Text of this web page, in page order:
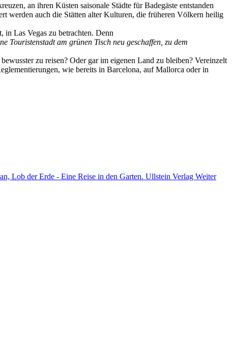
an ihren Küsten saisonale Städte für Badegäste entstanden
werden auch die Stätten alter Kulturen, die früheren Völkern heilig
in Las Vegas zu betrachten. Denn
Touristenstadt am grünen Tisch neu geschaffen, zu dem
zu reisen? Oder gar im eigenen Land zu bleiben? Vereinzelt
wie bereits in Barcelona, auf Mallorca oder in
Lob der Erde - Eine Reise in den Garten. Ullstein Verlag Weiter